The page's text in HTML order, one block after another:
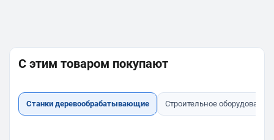
С этим товаром покупают
Станки деревообрабатывающие Строительное оборудование